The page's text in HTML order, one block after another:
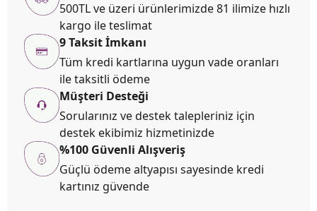
500TL ve üzeri ürünlerimizde 81 ilimize hızlı
kargo ile teslimat
9 Taksit İmkanı
Tüm kredi kartlarına uygun vade oranları
ile taksitli ödeme
Müşteri Desteği
Sorularınız ve destek talepleriniz için
destek ekibimiz hizmetinizde
%100 Güvenli Alışveriş
Güçlü ödeme altyapısı sayesinde kredi
kartınız güvende